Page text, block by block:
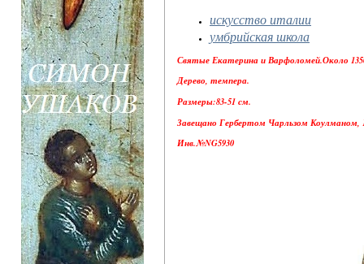
искусство италии
умбрийская школа
Святые Екатерина и Варфоломей.Около
Дерево, темпера.
Размеры:83-51 см.
Завещано Гербертом Чарльзом Коулманом,
Инв.№NG5930